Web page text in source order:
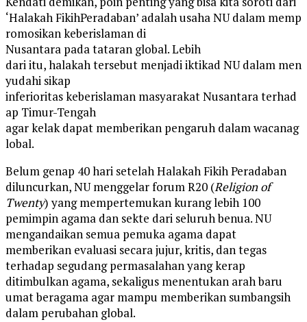
‘Halakah FikihPeradaban’ adalah usaha NU dalam memp
romosikan keberislaman di
Nusantara pada tataran global. Lebih
dari itu, halakah tersebut menjadi iktikad NU dalam men
yudahi sikap
inferioritas keberislaman masyarakat Nusantara terhad
ap Timur-Tengah
agar kelak dapat memberikan pengaruh dalam wacanag
lobal.
Belum genap 40 hari setelah Halakah Fikih Peradaban
diluncurkan, NU menggelar forum R20 (Religion of
Twenty) yang mempertemukan kurang lebih 100
pemimpin agama dan sekte dari seluruh benua. NU
mengandaikan semua pemuka agama dapat
memberikan evaluasi secara jujur, kritis, dan tegas
terhadap segudang permasalahan yang kerap
ditimbulkan agama, sekaligus menentukan arah baru
umat beragama agar mampu memberikan sumbangsih
dalam perubahan global.